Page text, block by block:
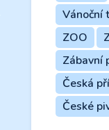
Vánoční
ZOO
Zábavní
Česká
České